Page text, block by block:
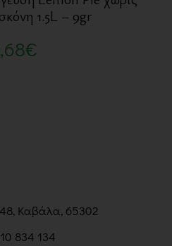
1.5L – 9gr
€
Καβάλα, 65302
834 134